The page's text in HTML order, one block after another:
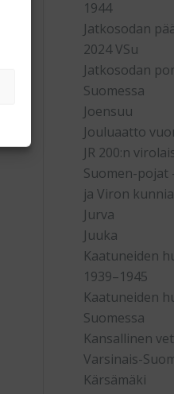
1944
Jatkosodan
2024 VSu
Jatkosodan
Suomessa
Joensuu
Jouluaatto
JR 200:n
Suomen-pojat
ja Viron
Jurva
Juuka
Kaatuneiden
1939–1945
Kaatuneiden
Suomessa
Kansallinen
Varsinais-
Kärsämäki